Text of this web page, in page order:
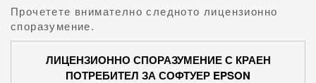
Прочетете внимателно следното лицензионно
споразумение.